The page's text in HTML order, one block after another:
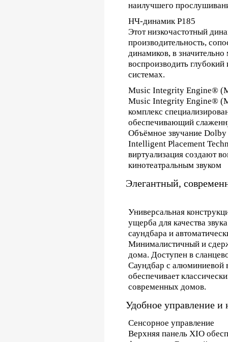
наилучшего
НЧ-динамик P185
Этот низкочастотный
производительность,
динамиков, в
воспроизводить
системах.
Music Integrity Engine®
Music Integrity Engine®
комплекс
обеспечивающий
Объёмное звучание
Intelligent Placement
виртуализация создают
кинотеатральным звуком
Элегантный,
Универсальная
ущерба для качества
саундбара и
Минималистичный и
дома. Доступен в
Саундбар с алюминиевой
обеспечивает
современных домов.
Удобное управление и
Сенсорное управление
Верхняя панель XIO